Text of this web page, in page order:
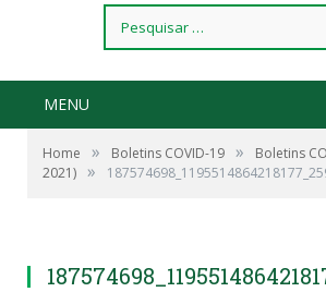
por:
MENU
Home » Boletins COVID-19 »
Boletins
2021) »